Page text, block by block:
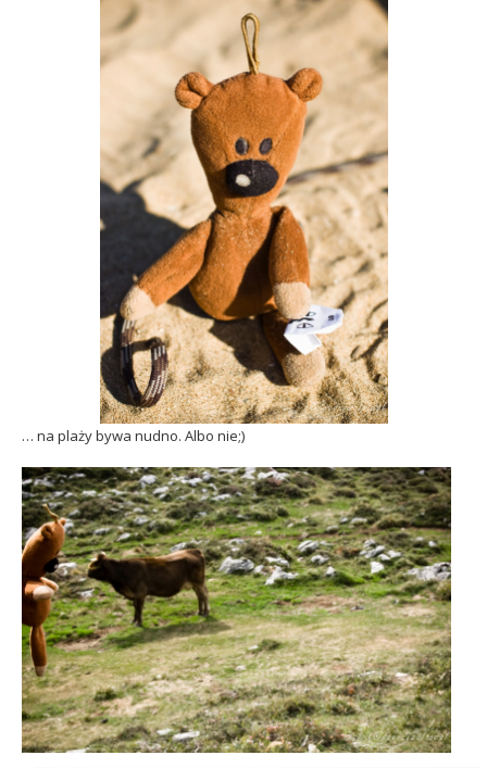
… na plaży bywa nudno. Albo nie;)